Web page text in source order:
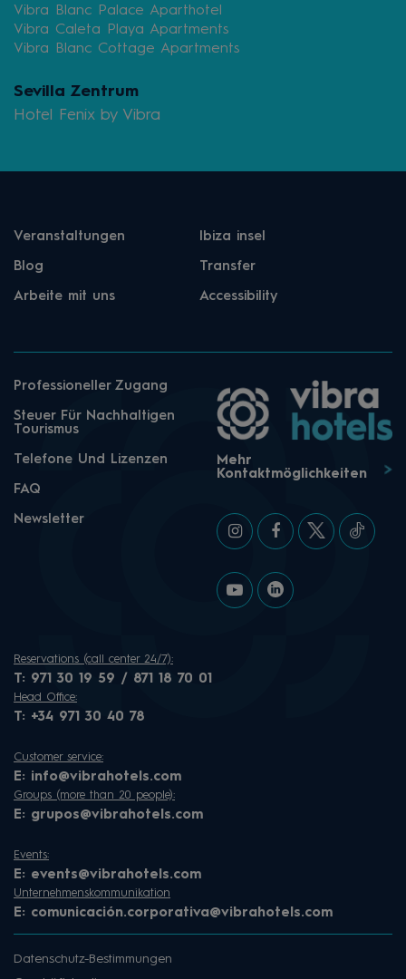
Vibra Blanc Palace Aparthotel
Vibra Caleta Playa Apartments
Vibra Blanc Cottage Apartments
Sevilla Zentrum
Hotel Fenix by Vibra
Veranstaltungen Ibiza insel
Blog Transfer
Arbeite mit uns Accessibility
Professioneller Zugang
Steuer Für Nachhaltigen
Tourismus
Telefone Und Lizenzen
FAQ
Newsletter
Mehr
Kontaktmöglichkeiten
Reservations (call center 24/7):
T: 971 30 19 59 / 871 18 70 01
Head Office:
T: +34 971 30 40 78
Customer service:
E: info@vibrahotels.com
Groups (more than 20 people):
E: grupos@vibrahotels.com
Events:
E: events@vibrahotels.com
Unternehmenskommunikation
E: comunicación.corporativa@vibrahotels.com
Datenschutz-Bestimmungen